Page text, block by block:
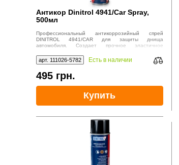
Антикор Dinitrol 4941/Car Spray,
500мл
Профессиональный антикоррозийный спрей
DINITROL 4941/CAR для защиты днища
автомобиля. Создает прочное эластичное
воздействиям. Объем 500 мл. Идеален для
длительной защиты от коррозии.
арт. 111026-5782 Есть в наличии
495 грн.
Купить